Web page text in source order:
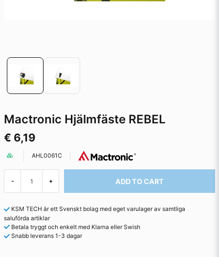
Mactronic Hjälmfäste REBEL
€ 6,19
AHL0061C
- + ADD TO CART
KSM TECH är ett Svenskt bolag med eget varulager av samtliga
saluförda artiklar
Betala tryggt och enkelt med Klarna eller Swish
Snabb leverans 1-3 dagar